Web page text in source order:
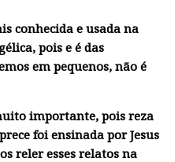
conhecida e usada na
pois e é das
em pequenos, não é
importante, pois reza
foi ensinada porJesus
reler esses relatos na